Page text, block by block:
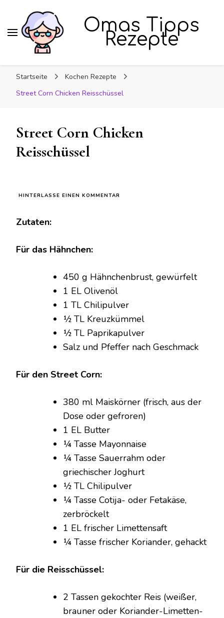
Omas Tipps
Rezepte
Startseite
Kochen Rezepte
Street Corn Chicken Reisschüssel
Street Corn Chicken
Reisschüssel
HINTERLASSE EINEN KOMMENTAR
Zutaten:
Für das Hähnchen:
450 g Hähnchenbrust, gewürfelt
1 EL Olivenöl
1 TL Chilipulver
½ TL Kreuzkümmel
½ TL Paprikapulver
Salz und Pfeffer nach Geschmack
Für den Street Corn:
380 ml Maiskörner (frisch, aus der
Dose oder gefroren)
1 EL Butter
¼ Tasse Mayonnaise
¼ Tasse Sauerrahm oder
griechischer Joghurt
½ TL Chilipulver
¼ Tasse Cotija- oder Fetakäse,
zerbröckelt
1 EL frischer Limettensaft
¼ Tasse frischer Koriander, gehackt
Für die Reisschüssel:
2 Tassen gekochter Reis (weißer,
brauner oder Koriander-Limetten-